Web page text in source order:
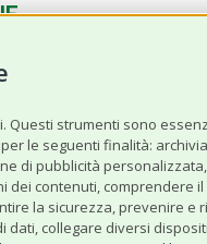
Questi strumenti sono
le seguenti finalità:
di pubblicità
contenuti,
la sicurezza, prevenire
collegare diversi